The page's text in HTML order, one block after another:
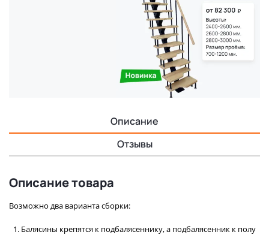
Описание
Отзывы
Описание товара
Возможно два варианта сборки:
Балясины крепятся к подбалясеннику, а подбалясенник к полу